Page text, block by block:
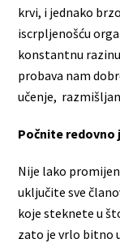
krvi, i jednako
iscrpljenošću
konstantnu
probava nam
učenje,
Počnite redovno
Nije lako
uključite sve
koje steknete u
zato je vrlo bitno